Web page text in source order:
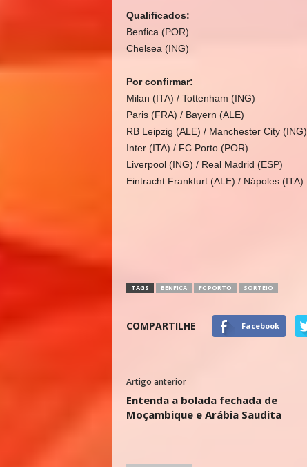
Qualificados:
Benfica (POR)
Chelsea (ING)
Por confirmar:
Milan (ITA) / Tottenham (ING)
Paris (FRA) / Bayern (ALE)
RB Leipzig (ALE) / Manchester City (ING)
Inter (ITA) / FC Porto (POR)
Liverpool (ING) / Real Madrid (ESP)
Eintracht Frankfurt (ALE) / Nápoles (ITA)
TAGS BENFICA FC PORTO SORTEIO
COMPARTILHE Facebook
Artigo anterior
Entenda a bolada fechada de
Moçambique e Arábia Saudita